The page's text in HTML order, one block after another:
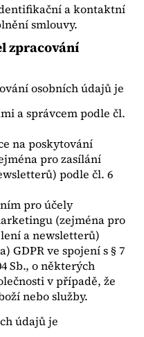
a kontaktní
smlouvy.
zpracování
osobních údajů je
a správcem podle čl.
na poskytování
pro zasílání
podle čl. 6
pro účely
(zejména pro
a newsletterů)
GDPR ve spojení s § 7
Sb., o některých
v případě, že
nebo služby.
údajů je